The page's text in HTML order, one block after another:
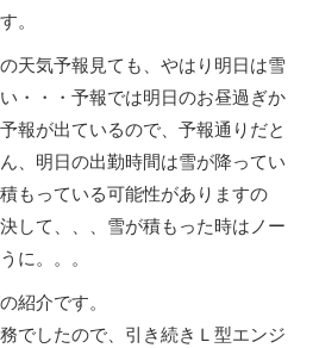
。
天気予報見ても、やはり明日は雪
・・・予報では明日のお昼過ぎか
報が出ているので、予報通りだと
、明日の出勤時間は雪が降ってい
もっている可能性がありますの
して、、、雪が積もった時はノー
に。。。
紹介です。
でしたので、引き続きＬ型エンジ